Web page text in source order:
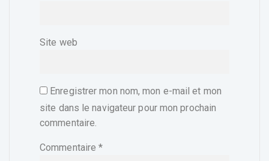
Site web
Enregistrer mon nom, mon e-mail et mon
site dans le navigateur pour mon prochain
commentaire.
Commentaire*